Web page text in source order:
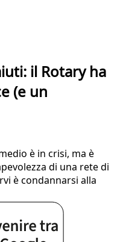
il Rotary ha
(e un
è in crisi, ma è
di una rete di
è condannarsi alla